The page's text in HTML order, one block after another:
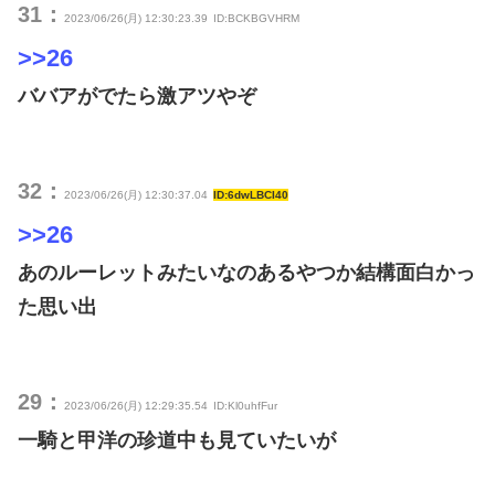
31： 2023/06/26(月) 12:30:23.39 ID:BCKBGVHRM
>>26
ババアがでたら激アツやぞ
32： 2023/06/26(月) 12:30:37.04 ID:6dwLBCI40
>>26
あのルーレットみたいなのあるやつか結構面白かっ
た思い出
29： 2023/06/26(月) 12:29:35.54 ID:Kl0uhfFur
一騎と甲洋の珍道中も見ていたいが